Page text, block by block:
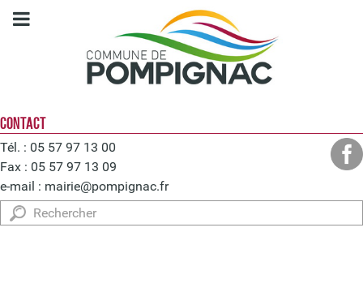
CONTACT
Tél. : 05 57 97 13 00
Fax : 05 57 97 13 09
e-mail : mairie@pompignac.fr
Rechercher